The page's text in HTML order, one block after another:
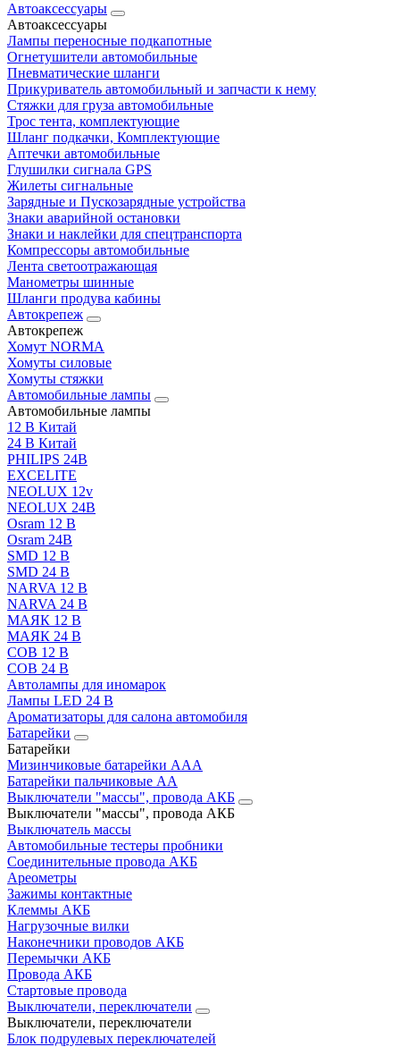
Автоаксессуары
Автоаксессуары
Лампы переносные подкапотные
Огнетушители автомобильные
Пневматические шланги
Прикуриватель автомобильный и запчасти к нему
Стяжки для груза автомобильные
Трос тента, комплектующие
Шланг подкачки, Комплектующие
Аптечки автомобильные
Глушилки сигнала GPS
Жилеты сигнальные
Зарядные и Пускозарядные устройства
Знаки аварийной остановки
Знаки и наклейки для спецтранспорта
Компрессоры автомобильные
Лента светоотражающая
Манометры шинные
Шланги продува кабины
Автокрепеж
Автокрепеж
Хомут NORMA
Хомуты силовые
Хомуты стяжки
Автомобильные лампы
Автомобильные лампы
12 В Китай
24 В Китай
PHILIPS 24В
EXCELITE
NEOLUX 12v
NEOLUX 24В
Osram 12 В
Osram 24В
SMD 12 В
SMD 24 В
NARVA 12 В
NARVA 24 В
МАЯК 12 В
МАЯК 24 В
COB 12 В
COB 24 В
Автолампы для иномарок
Лампы LED 24 B
Ароматизаторы для салона автомобиля
Батарейки
Батарейки
Мизинчиковые батарейки AAA
Батарейки пальчиковые АА
Выключатели "массы", провода АКБ
Выключатели "массы", провода АКБ
Выключатель массы
Автомобильные тестеры пробники
Соединительные провода АКБ
Ареометры
Зажимы контактные
Клеммы АКБ
Нагрузочные вилки
Наконечники проводов АКБ
Перемычки АКБ
Провода АКБ
Стартовые провода
Выключатели, переключатели
Выключатели, переключатели
Блок подрулевых переключателей